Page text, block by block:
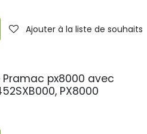
Ajouter à la liste de souhaits
px8000 avec
PX8000